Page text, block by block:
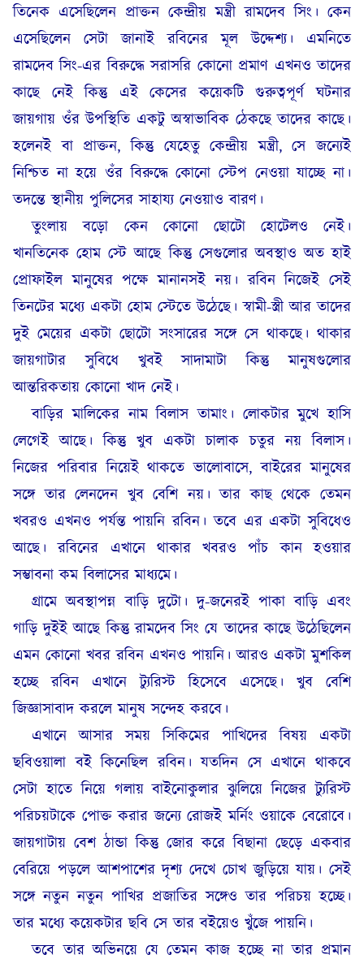
তিনেক এসেছিলেন প্রাক্তন কেন্দ্রীয় মন্ত্রী রামদেব সিং। কেন
এসেছিলেন সেটা জানাই রবিনের মূল উদ্দেশ্য। এমনিতে
রামদেব সিং-এর বিরুদ্ধে সরাসরি কোনো প্রমাণ এখনও তাদের
কাছে নেই কিন্তু এই কেসের কয়েকটি গুরুত্বপূর্ণ ঘটনার
জায়গায় ওঁর উপস্থিতি একটু অস্বাভাবিক ঠেকছে তাদের কাছে।
হলেনই বা প্রাক্তন, কিন্তু যেহেতু কেন্দ্রীয় মন্ত্রী, সে জন্যেই
নিশ্চিত না হয়ে ওঁর বিরুদ্ধে কোনো স্টেপ নেওয়া যাচ্ছে না।
তদন্তে স্থানীয় পুলিসের সাহায্য নেওয়াও বারণ।
তুংলায় বড়ো কেন কোনো ছোটো হোটেলও নেই।
খানতিনেক হোম স্টে আছে কিন্তু সেগুলোর অবস্থাও অত হাই
প্রোফাইল মানুষের পক্ষে মানানসই নয়। রবিন নিজেই সেই
তিনটের মধ্যে একটা হোম স্টেতে উঠেছে। স্বামী-স্ত্রী আর তাদের
দুই মেয়ের একটা ছোটো সংসারের সঙ্গে সে থাকছে। থাকার
জায়গাটার সুবিধে খুবই সাদামাটা কিন্তু মানুষগুলোর
আন্তরিকতায় কোনো খাদ নেই।
বাড়ির মালিকের নাম বিলাস তামাং। লোকটার মুখে হাসি
লেগেই আছে। কিন্তু খুব একটা চালাক চতুর নয় বিলাস।
নিজের পরিবার নিয়েই থাকতে ভালোবাসে, বাইরের মানুষের
সঙ্গে তার লেনদেন খুব বেশি নয়। তার কাছ থেকে তেমন
খবরও এখনও পর্যন্ত পায়নি রবিন। তবে এর একটা সুবিধেও
আছে। রবিনের এখানে থাকার খবরও পাঁচ কান হওয়ার
সম্ভাবনা কম বিলাসের মাধ্যমে।
গ্রামে অবস্থাপন্ন বাড়ি দুটো। দু-জনেরই পাকা বাড়ি এবং
গাড়ি দুইই আছে কিন্তু রামদেব সিং যে তাদের কাছে উঠেছিলেন
এমন কোনো খবর রবিন এখনও পায়নি। আরও একটা মুশকিল
হচ্ছে রবিন এখানে ট্যুরিস্ট হিসেবে এসেছে। খুব বেশি
জিজ্ঞাসাবাদ করলে মানুষ সন্দেহ করবে।
এখানে আসার সময় সিকিমের পাখিদের বিষয় একটা
ছবিওয়ালা বই কিনেছিল রবিন। যতদিন সে এখানে থাকবে
সেটা হাতে নিয়ে গলায় বাইনোকুলার ঝুলিয়ে নিজের ট্যুরিস্ট
পরিচয়টাকে পোক্ত করার জন্যে রোজই মর্নিং ওয়াকে বেরোবে।
জায়গাটায় বেশ ঠান্ডা কিন্তু জোর করে বিছানা ছেড়ে একবার
বেরিয়ে পড়লে আশপাশের দৃশ্য দেখে চোখ জুড়িয়ে যায়। সেই
সঙ্গে নতুন নতুন পাখির প্রজাতির সঙ্গেও তার পরিচয় হচ্ছে।
তার মধ্যে কয়েকটার ছবি সে তার বইয়েও খুঁজে পায়নি।
তবে তার অভিনয়ে যে তেমন কাজ হচ্ছে না তার প্রমান